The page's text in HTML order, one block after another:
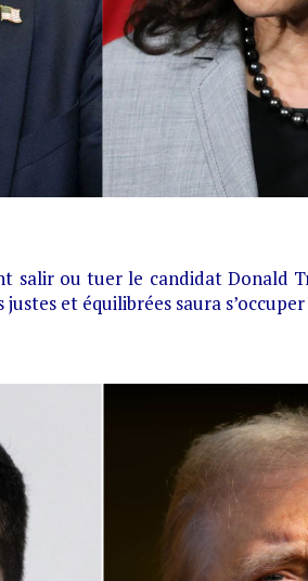
salir ou tuer le candidat Donald
et équilibrées saura s’occuper